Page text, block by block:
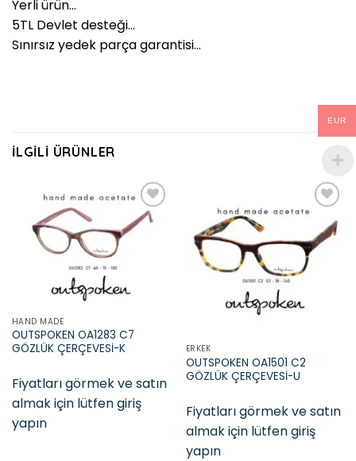
Yerli ürün…
5TL Devlet desteği…
Sınırsız yedek parça garantisi…
İLGILI ÜRÜNLER
HAND MADE
OUTSPOKEN OA1283 C7
GÖZLÜK ÇERÇEVESİ-K
Fiyatları görmek ve satın
almak için lütfen giriş
yapın
Add to
wishlist
ERKEK
OUTSPOKEN OA1501 C2
GÖZLÜK ÇERÇEVESİ-U
Fiyatları görmek ve satın
almak için lütfen giriş
yapın
EUR